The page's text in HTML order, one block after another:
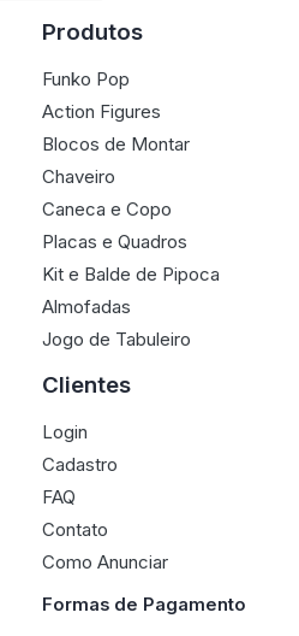
Produtos
Funko Pop
Action Figures
Blocos de Montar
Chaveiro
Caneca e Copo
Placas e Quadros
Kit e Balde de Pipoca
Almofadas
Jogo de Tabuleiro
Clientes
Login
Cadastro
FAQ
Contato
Como Anunciar
Formas de Pagamento